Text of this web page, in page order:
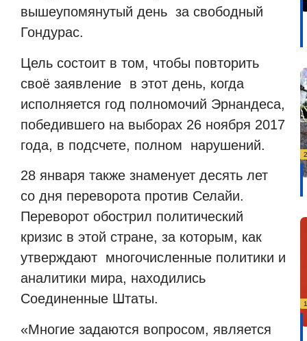
вышеупомянутый день за свободный
Гондурас.
Цель состоит в том, чтобы повторить
своё заявление в этот день, когда
исполняется год полномочий Эрнандеса,
победившего на выборах 26 ноября 2017
года, в подсчете, полном
нарушений.
28 января также знаменует десять лет
со дня переворота против Селайи.
Переворот обострил политический
кризис в этой стране, за которым, как
утверждают многочисленные политики и
аналитики мира, находились
Соединенные Штаты.
«Многие задаются вопросом, является